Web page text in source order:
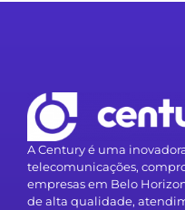
A Century é uma
telecomunicações,
empresas em Belo
de alta qualidade,